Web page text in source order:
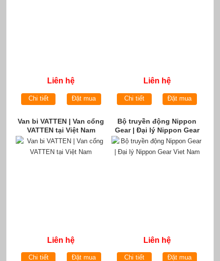
Liên hệ
Chi tiết Đặt mua
Liên hệ
Chi tiết Đặt mua
Van bi VATTEN | Van cổng
VATTEN tại Việt Nam
Liên hệ
Chi tiết Đặt mua
Bộ truyền động Nippon
Gear | Đại lý Nippon Gear
Viet Nam
Liên hệ
Chi tiết Đặt mua